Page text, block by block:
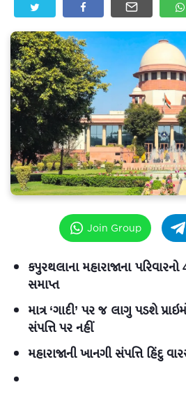
Join Group
કપુરથલાના મહારાજાના
સમાપ્ત
માત્ર ‘ગાદી’ પર જ લાગુ પડશે
સંપત્તિ પર નહીં
મહારાજાની ખાનગી સંપત્તિ હિંદુ